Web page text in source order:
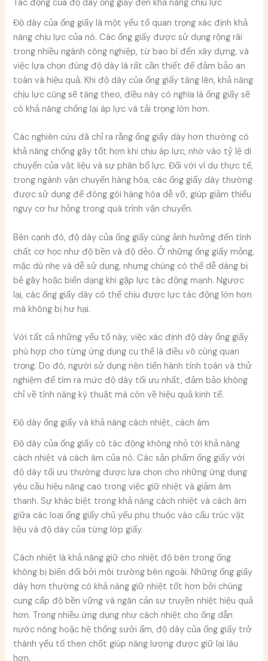
Tác động của độ dày ống giấy đến khả năng chịu lực
Độ dày của ống giấy là một yếu tố quan trọng xác định khả
năng chịu lực của nó. Các ống giấy được sử dụng rộng rãi
trong nhiều ngành công nghiệp, từ bao bì đến xây dựng, và
việc lựa chọn đúng độ dày là rất cần thiết để đảm bảo an
toàn và hiệu quả. Khi độ dày của ống giấy tăng lên, khả năng
chịu lực cũng sẽ tăng theo, điều này có nghĩa là ống giấy sẽ
có khả năng chống lại áp lực và tải trọng lớn hơn.
Các nghiên cứu đã chỉ ra rằng ống giấy dày hơn thường có
khả năng chống gãy tốt hơn khi chịu áp lực, nhờ vào tỷ lệ di
chuyển của vật liệu và sự phân bố lực. Đối với ví dụ thực tế,
trong ngành vận chuyển hàng hóa, các ống giấy dày thường
được sử dụng để đóng gói hàng hóa dễ vỡ, giúp giảm thiểu
nguy cơ hư hỏng trong quá trình vận chuyển.
Bên cạnh đó, độ dày của ống giấy cũng ảnh hưởng đến tính
chất cơ học như độ bền và độ dẻo. Ở những ống giấy mỏng,
mặc dù nhẹ và dễ sử dụng, nhưng chúng có thể dễ dàng bị
bẻ gãy hoặc biến dạng khi gặp lực tác động mạnh. Ngược
lại, các ống giấy dày có thể chịu được lực tác động lớn hơn
mà không bị hư hại.
Với tất cả những yếu tố này, việc xác định độ dày ống giấy
phù hợp cho từng ứng dụng cụ thể là điều vô cùng quan
trọng. Do đó, người sử dụng nên tiến hành tính toán và thử
nghiệm để tìm ra mức độ dày tối ưu nhất, đảm bảo không
chỉ về tính năng kỹ thuật mà còn về hiệu quả kinh tế.
Độ dày ống giấy và khả năng cách nhiệt, cách âm
Độ dày của ống giấy có tác động không nhỏ tới khả năng
cách nhiệt và cách âm của nó. Các sản phẩm ống giấy với
độ dày tối ưu thường được lựa chọn cho những ứng dụng
yêu cầu hiệu năng cao trong việc giữ nhiệt và giảm âm
thanh. Sự khác biệt trong khả năng cách nhiệt và cách âm
giữa các loại ống giấy chủ yếu phụ thuộc vào cấu trúc vật
liệu và độ dày của từng lớp giấy.
Cách nhiệt là khả năng giữ cho nhiệt độ bên trong ống
không bị biến đổi bởi môi trường bên ngoài. Những ống giấy
dày hơn thường có khả năng giữ nhiệt tốt hơn bởi chúng
cung cấp độ bền vững và ngăn cản sự truyền nhiệt hiệu quả
hơn. Trong nhiều ứng dụng như cách nhiệt cho ống dẫn
nước nóng hoặc hệ thống sưởi ấm, độ dày của ống giấy trở
thành yếu tố then chốt giúp năng lượng được giữ lại lâu
hơn.